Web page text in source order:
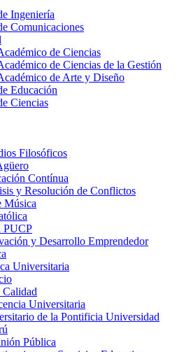
Ingeniería
Comunicaciones
de Ciencias
de Ciencias de la Gestión
de Arte y Diseño
Educación
Ciencias
Filosóficos
Contínua
y Resolución de Conflictos
Música
PUCP
y Desarrollo Emprendedor
Universitaria
Calidad
Universitaria
de la Pontificia Universidad
Pública